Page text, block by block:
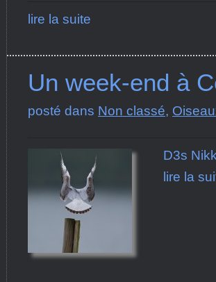
lire la suite
Un week-end à
posté dans Non classé,
D3s
lire la